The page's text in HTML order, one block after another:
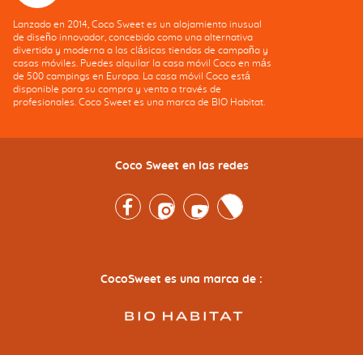
Lanzado en 2014, Coco Sweet es un alojamiento inusual
de diseño innovador, concebido como una alternativa
divertida y moderna a las clásicas tiendas de campaña y
casas móviles. Puedes alquilar la casa móvil Coco en más
de 500 campings en Europa. La casa móvil Coco está
disponible para su compra y venta a través de
profesionales. Coco Sweet es una marca de BIO Habitat.
Coco Sweet en las redes
FacebookInstagramYoutubeTwitter
CocoSweet es una marca de :